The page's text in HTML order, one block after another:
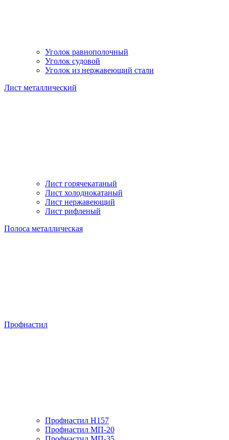
Уголок равнополочный
Уголок судовой
Уголок из нержавеющий стали
Лист металлический
Лист горячекатаный
Лист холоднокатаный
Лист нержавеющий
Лист рифленый
Полоса металлическая
Профнастил
Профнастил H157
Профнастил МП-20